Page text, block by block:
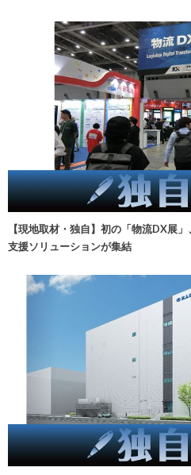
【現地取材・独自】初の「物流DX展
支援ソリューションが集結